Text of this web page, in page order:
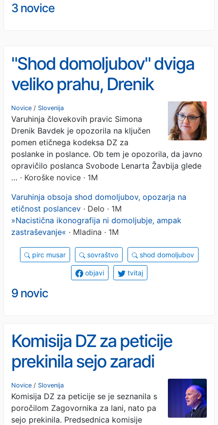
3 novice
"Shod domoljubov" dviga
veliko prahu, Drenik
Bavdek opozorila na
etičnost poslancev
obsodila shod
Novice / Slovenija
Varuhinja človekovih pravic Simona
Drenik Bavdek je opozorila na ključen
pomen etičnega kodeksa DZ za
poslanke in poslance. Ob tem je opozorila, da javno
opravičilo poslanca Svobode Lenarta Žavbija glede
… · Koroške novice · 1M
Varuhinja obsoja shod domoljubov, opozarja na
etičnost poslancev · Delo · 1M
»Nacistična ikonografija ni domoljubje, ampak
zastraševanje« · Mladina · 1M
pirc musar sovraštvo shod domoljubov
objavi tvitaj
9 novic
Komisija DZ za peticije
prekinila sejo zaradi
nestrinjanja SDS s
predsednico Novak
Novice / Slovenija
Komisija DZ za peticije se je seznanila s
poročilom Zagovornika za lani, nato pa
sejo prekinila. Predsednica komisije